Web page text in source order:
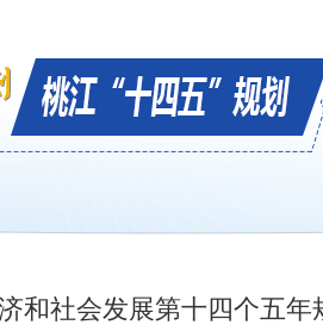
和社会发展第十四个五